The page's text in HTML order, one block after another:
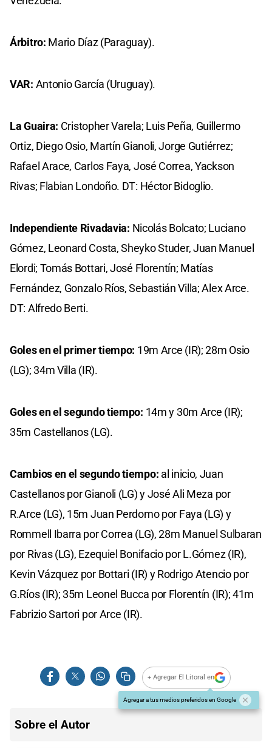
Árbitro: Mario Díaz (Paraguay).
VAR: Antonio García (Uruguay).
La Guaira: Cristopher Varela; Luis Peña, Guillermo
Ortiz, Diego Osio, Martín Gianoli, Jorge Gutiérrez;
Rafael Arace, Carlos Faya, José Correa, Yackson
Rivas; Flabian Londoño. DT: Héctor Bidoglio.
Independiente Rivadavia: Nicolás Bolcato; Luciano
Gómez, Leonard Costa, Sheyko Studer, Juan Manuel
Elordi; Tomás Bottari, José Florentín; Matías
Fernández, Gonzalo Ríos, Sebastián Villa; Alex Arce.
DT: Alfredo Berti.
Goles en el primer tiempo: 19m Arce (IR); 28m Osio
(LG); 34m Villa (IR).
Goles en el segundo tiempo: 14m y 30m Arce (IR);
35m Castellanos (LG).
Cambios en el segundo tiempo: al inicio, Juan
Castellanos por Gianoli (LG) y José Ali Meza por
R.Arce (LG), 15m Juan Perdomo por Faya (LG) y
Rommell Ibarra por Correa (LG), 28m Manuel Sulbaran
por Rivas (LG), Ezequiel Bonifacio por L.Gómez (IR),
Kevin Vázquez por Bottari (IR) y Rodrigo Atencio por
G.Ríos (IR); 35m Leonel Bucca por Florentín (IR); 41m
Fabrizio Sartori por Arce (IR).
+ Agregar El Litoral en
Agregar a tus medios preferidos en Google
Sobre el Autor